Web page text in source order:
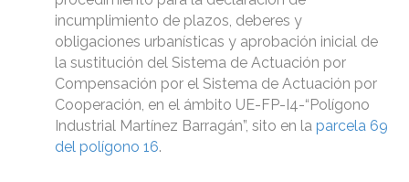
incumplimiento de plazos, deberes y
obligaciones urbanísticas y aprobación inicial de
la sustitución del Sistema de Actuación por
Compensación por el Sistema de Actuación por
Cooperación, en el ámbito UE-FP-I4-“Polígono
Industrial Martínez Barragán”, sito en la parcela 69
del polígono 16.